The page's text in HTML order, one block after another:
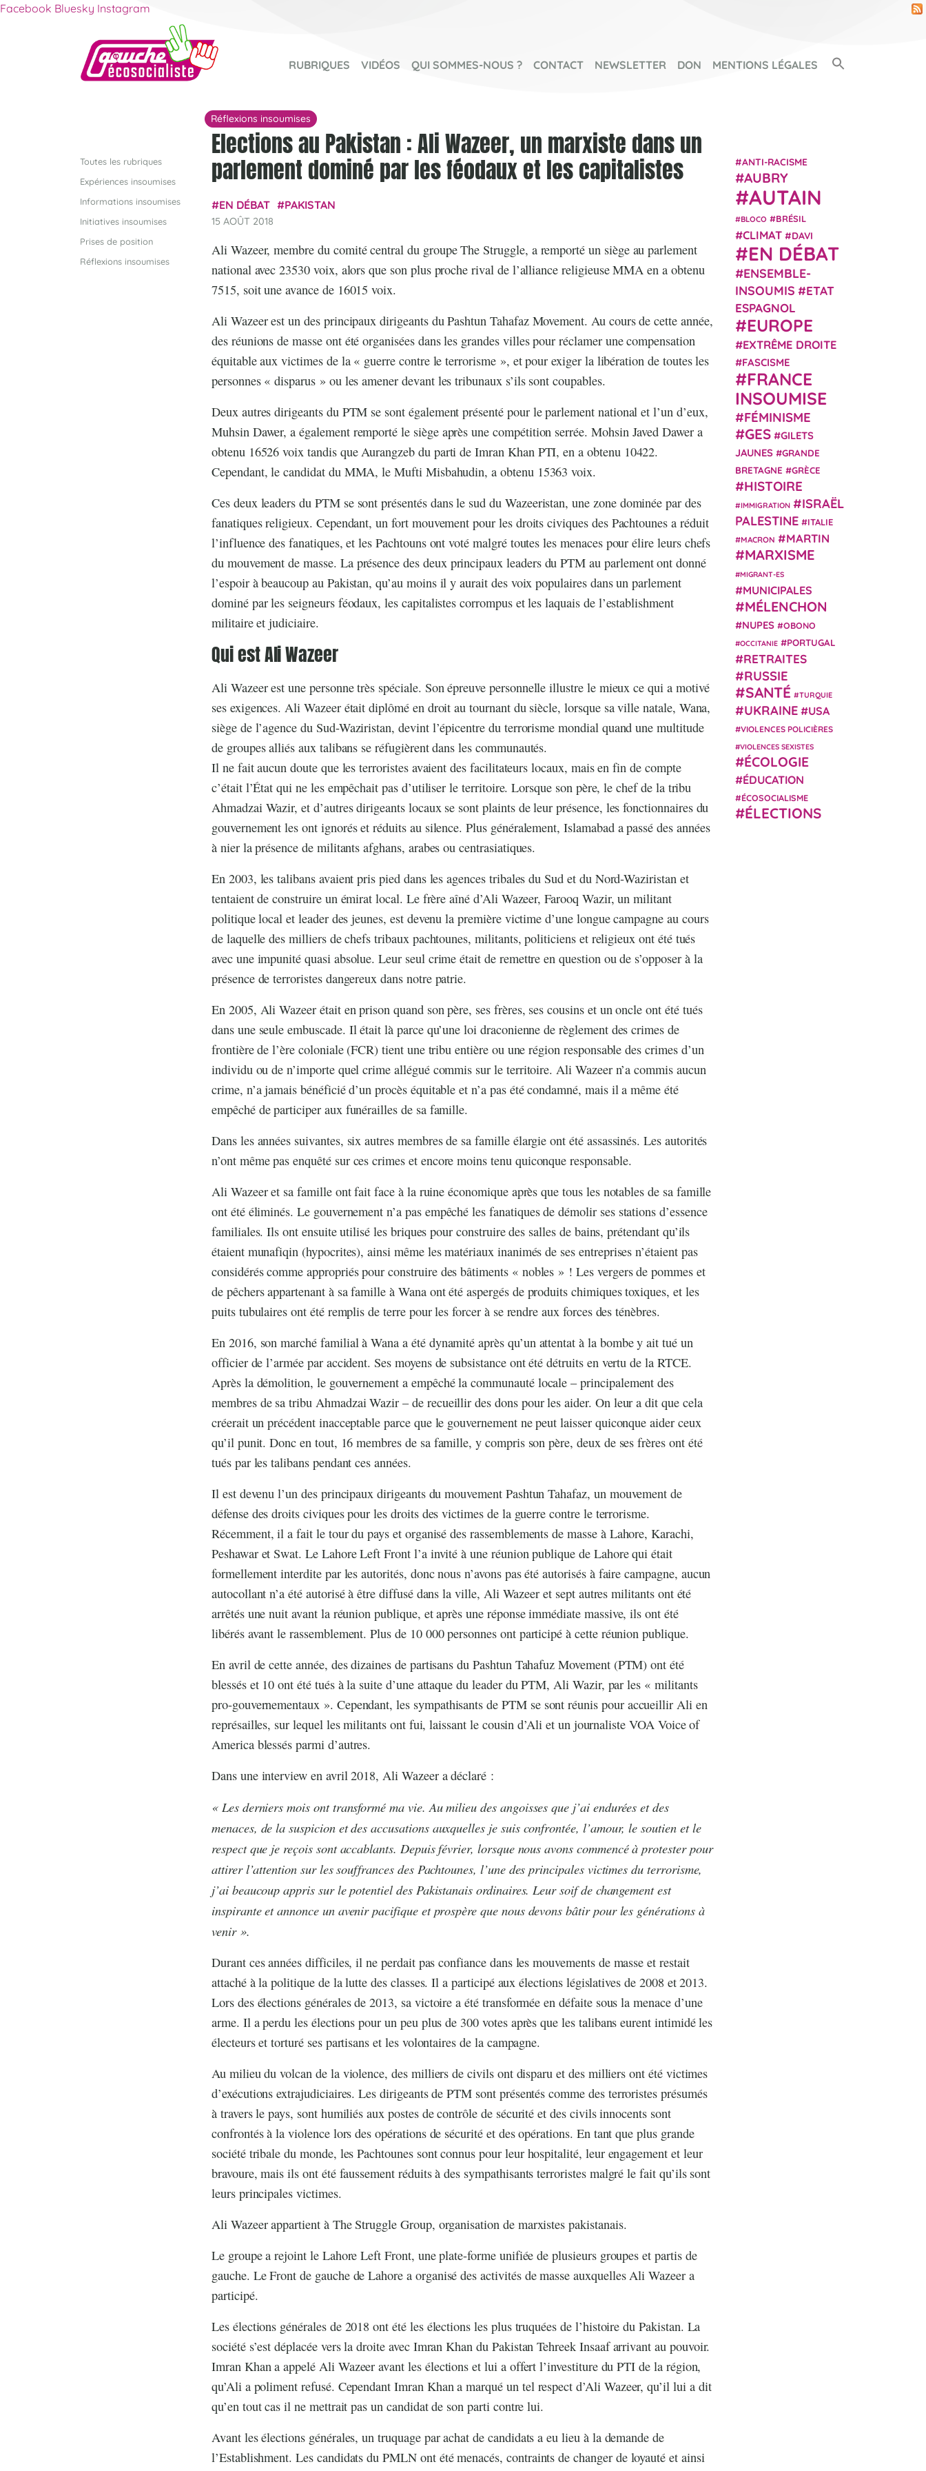
Facebook Bluesky Instagram
RUBRIQUES VIDÉOS QUI SOMMES-NOUS ? CONTACT NEWSLETTER DON MENTIONS LÉGALES
Toutes les rubriques
Expériences insoumises
Informations insoumises
Initiatives insoumises
Prises de position
Réflexions insoumises
Réflexions insoumises
Elections au Pakistan : Ali Wazeer, un marxiste dans un
parlement dominé par les féodaux et les capitalistes
EN DÉBAT PAKISTAN
15 AOÛT 2018
Ali Wazeer, membre du comité central du groupe The Struggle, a remporté un siège au parlement
national avec 23530 voix, alors que son plus proche rival de l’alliance religieuse MMA en a obtenu
7515, soit une avance de 16015 voix.
Ali Wazeer est un des principaux dirigeants du Pashtun Tahafaz Movement. Au cours de cette année,
des réunions de masse ont été organisées dans les grandes villes pour réclamer une compensation
équitable aux victimes de la « guerre contre le terrorisme », et pour exiger la libération de toutes les
personnes « disparus » ou les amener devant les tribunaux s’ils sont coupables.
Deux autres dirigeants du PTM se sont également présenté pour le parlement national et l’un d’eux,
Muhsin Dawer, a également remporté le siège après une compétition serrée. Mohsin Javed Dawer a
obtenu 16526 voix tandis que Aurangzeb du parti de Imran Khan PTI, en a obtenu 10422.
Cependant, le candidat du MMA, le Mufti Misbahudin, a obtenu 15363 voix.
Ces deux leaders du PTM se sont présentés dans le sud du Wazeeristan, une zone dominée par des
fanatiques religieux. Cependant, un fort mouvement pour les droits civiques des Pachtounes a réduit
l’influence des fanatiques, et les Pachtouns ont voté malgré toutes les menaces pour élire leurs chefs
du mouvement de masse. La présence des deux principaux leaders du PTM au parlement ont donné
l’espoir à beaucoup au Pakistan, qu’au moins il y aurait des voix populaires dans un parlement
dominé par les seigneurs féodaux, les capitalistes corrompus et les laquais de l’establishment
militaire et judiciaire.
Qui est Ali Wazeer
Ali Wazeer est une personne très spéciale. Son épreuve personnelle illustre le mieux ce qui a motivé
ses exigences. Ali Wazeer était diplômé en droit au tournant du siècle, lorsque sa ville natale, Wana,
siège de l’agence du Sud-Waziristan, devint l’épicentre du terrorisme mondial quand une multitude
de groupes alliés aux talibans se réfugièrent dans les communautés.
Il ne fait aucun doute que les terroristes avaient des facilitateurs locaux, mais en fin de compte
c’était l’État qui ne les empêchait pas d’utiliser le territoire. Lorsque son père, le chef de la tribu
Ahmadzai Wazir, et d’autres dirigeants locaux se sont plaints de leur présence, les fonctionnaires du
gouvernement les ont ignorés et réduits au silence. Plus généralement, Islamabad a passé des années
à nier la présence de militants afghans, arabes ou centrasiatiques.
En 2003, les talibans avaient pris pied dans les agences tribales du Sud et du Nord-Waziristan et
tentaient de construire un émirat local. Le frère aîné d’Ali Wazeer, Farooq Wazir, un militant
politique local et leader des jeunes, est devenu la première victime d’une longue campagne au cours
de laquelle des milliers de chefs tribaux pachtounes, militants, politiciens et religieux ont été tués
avec une impunité quasi absolue. Leur seul crime était de remettre en question ou de s’opposer à la
présence de terroristes dangereux dans notre patrie.
En 2005, Ali Wazeer était en prison quand son père, ses frères, ses cousins et un oncle ont été tués
dans une seule embuscade. Il était là parce qu’une loi draconienne de règlement des crimes de
frontière de l’ère coloniale (FCR) tient une tribu entière ou une région responsable des crimes d’un
individu ou de n’importe quel crime allégué commis sur le territoire. Ali Wazeer n’a commis aucun
crime, n’a jamais bénéficié d’un procès équitable et n’a pas été condamné, mais il a même été
empêché de participer aux funérailles de sa famille.
Dans les années suivantes, six autres membres de sa famille élargie ont été assassinés. Les autorités
n’ont même pas enquêté sur ces crimes et encore moins tenu quiconque responsable.
Ali Wazeer et sa famille ont fait face à la ruine économique après que tous les notables de sa famille
ont été éliminés. Le gouvernement n’a pas empêché les fanatiques de démolir ses stations d’essence
familiales. Ils ont ensuite utilisé les briques pour construire des salles de bains, prétendant qu’ils
étaient munafiqin (hypocrites), ainsi même les matériaux inanimés de ses entreprises n’étaient pas
considérés comme appropriés pour construire des bâtiments « nobles » ! Les vergers de pommes et
de pêchers appartenant à sa famille à Wana ont été aspergés de produits chimiques toxiques, et les
puits tubulaires ont été remplis de terre pour les forcer à se rendre aux forces des ténèbres.
En 2016, son marché familial à Wana a été dynamité après qu’un attentat à la bombe y ait tué un
officier de l’armée par accident. Ses moyens de subsistance ont été détruits en vertu de la RTCE.
Après la démolition, le gouvernement a empêché la communauté locale – principalement des
membres de sa tribu Ahmadzai Wazir – de recueillir des dons pour les aider. On leur a dit que cela
créerait un précédent inacceptable parce que le gouvernement ne peut laisser quiconque aider ceux
qu’il punit. Donc en tout, 16 membres de sa famille, y compris son père, deux de ses frères ont été
tués par les talibans pendant ces années.
Il est devenu l’un des principaux dirigeants du mouvement Pashtun Tahafaz, un mouvement de
défense des droits civiques pour les droits des victimes de la guerre contre le terrorisme.
Récemment, il a fait le tour du pays et organisé des rassemblements de masse à Lahore, Karachi,
Peshawar et Swat. Le Lahore Left Front l’a invité à une réunion publique de Lahore qui était
formellement interdite par les autorités, donc nous n’avons pas été autorisés à faire campagne, aucun
autocollant n’a été autorisé à être diffusé dans la ville, Ali Wazeer et sept autres militants ont été
arrêtés une nuit avant la réunion publique, et après une réponse immédiate massive, ils ont été
libérés avant le rassemblement. Plus de 10 000 personnes ont participé à cette réunion publique.
En avril de cette année, des dizaines de partisans du Pashtun Tahafuz Movement (PTM) ont été
blessés et 10 ont été tués à la suite d’une attaque du leader du PTM, Ali Wazir, par les « militants
pro-gouvernementaux ». Cependant, les sympathisants de PTM se sont réunis pour accueillir Ali en
représailles, sur lequel les militants ont fui, laissant le cousin d’Ali et un journaliste VOA Voice of
America blessés parmi d’autres.
Dans une interview en avril 2018, Ali Wazeer a déclaré :
« Les derniers mois ont transformé ma vie. Au milieu des angoisses que j’ai endurées et des
menaces, de la suspicion et des accusations auxquelles je suis confrontée, l’amour, le soutien et le
respect que je reçois sont accablants. Depuis février, lorsque nous avons commencé à protester pour
attirer l’attention sur les souffrances des Pachtounes, l’une des principales victimes du terrorisme,
j’ai beaucoup appris sur le potentiel des Pakistanais ordinaires. Leur soif de changement est
inspirante et annonce un avenir pacifique et prospère que nous devons bâtir pour les générations à
venir ».
Durant ces années difficiles, il ne perdait pas confiance dans les mouvements de masse et restait
attaché à la politique de la lutte des classes. Il a participé aux élections législatives de 2008 et 2013.
Lors des élections générales de 2013, sa victoire a été transformée en défaite sous la menace d’une
arme. Il a perdu les élections pour un peu plus de 300 votes après que les talibans eurent intimidé les
électeurs et torturé ses partisans et les volontaires de la campagne.
Au milieu du volcan de la violence, des milliers de civils ont disparu et des milliers ont été victimes
d’exécutions extrajudiciaires. Les dirigeants de PTM sont présentés comme des terroristes présumés
à travers le pays, sont humiliés aux postes de contrôle de sécurité et des civils innocents sont
confrontés à la violence lors des opérations de sécurité et des opérations. En tant que plus grande
société tribale du monde, les Pachtounes sont connus pour leur hospitalité, leur engagement et leur
bravoure, mais ils ont été faussement réduits à des sympathisants terroristes malgré le fait qu’ils sont
leurs principales victimes.
Ali Wazeer appartient à The Struggle Group, organisation de marxistes pakistanais.
Le groupe a rejoint le Lahore Left Front, une plate-forme unifiée de plusieurs groupes et partis de
gauche. Le Front de gauche de Lahore a organisé des activités de masse auxquelles Ali Wazeer a
participé.
Les élections générales de 2018 ont été les élections les plus truquées de l’histoire du Pakistan. La
société s’est déplacée vers la droite avec Imran Khan du Pakistan Tehreek Insaaf arrivant au pouvoir.
Imran Khan a appelé Ali Wazeer avant les élections et lui a offert l’investiture du PTI de la région,
qu’Ali a poliment refusé. Cependant Imran Khan a marqué un tel respect d’Ali Wazeer, qu’il lui a dit
qu’en tout cas il ne mettrait pas un candidat de son parti contre lui.
Avant les élections générales, un truquage par achat de candidats a eu lieu à la demande de
l’Establishment. Les candidats du PMLN ont été menacés, contraints de changer de loyauté et ainsi
ANTI-RACISME
AUBRY
AUTAIN
BLOCO BRÉSIL
CLIMAT DAVI
EN DÉBAT
ENSEMBLE-
INSOUMIS
ETAT
ESPAGNOL
EUROPE
EXTRÊME DROITE
FASCISME
FRANCE
INSOUMISE
FÉMINISME
GES
GILETS
JAUNES
GRANDE
BRETAGNE
GRÈCE
HISTOIRE
IMMIGRATION
ISRAËL
PALESTINE
ITALIE
MACRON MARTIN
MARXISME
MIGRANT-ES
MUNICIPALES
MÉLENCHON
NUPES OBONO
OCCITANIE PORTUGAL
RETRAITES
RUSSIE
SANTÉ TURQUIE
UKRAINE USA
VIOLENCES POLICIÈRES
VIOLENCES SEXISTES
ÉCOLOGIE
ÉDUCATION
ÉCOSOCIALISME
ÉLECTIONS